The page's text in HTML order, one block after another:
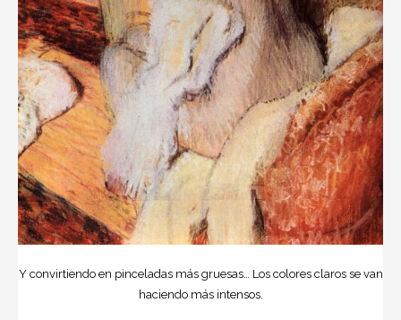
Y convirtiendo en pinceladas más gruesas… Los colores claros se van
haciendo más intensos.